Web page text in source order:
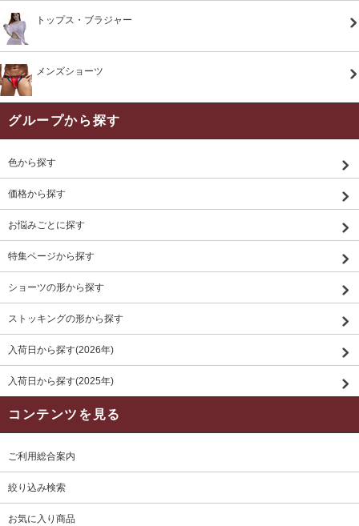
トップス・ブラジャー
メンズショーツ
グループから探す
色から探す
価格から探す
お悩みごとに探す
特集ページから探す
ショーツの形から探す
ストッキングの形から探す
入荷日から探す(2026年)
入荷日から探す(2025年)
コンテンツを見る
ご利用総合案内
絞り込み検索
お気に入り商品